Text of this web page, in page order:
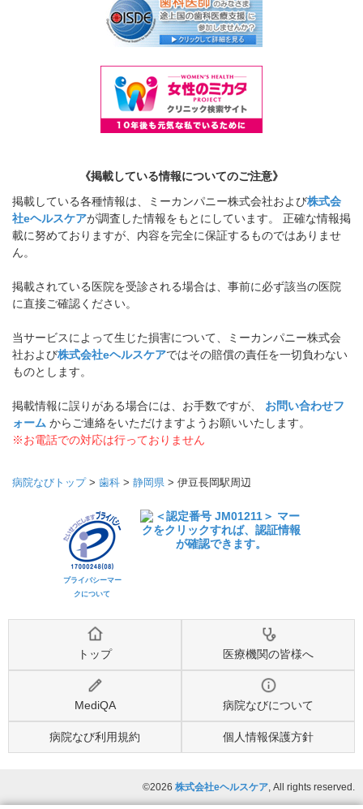
《掲載している情報についてのご注意》
掲載している各種情報は、ミーカンパニー株式会社および株式会
社eヘルスケアが調査した情報をもとにしています。 正確な情報掲
載に努めておりますが、内容を完全に保証するものではありませ
ん。
掲載されている医院を受診される場合は、事前に必ず該当の医院
に直接ご確認ください。
当サービスによって生じた損害について、ミーカンパニー株式会
社および株式会社eヘルスケアではその賠償の責任を一切負わない
ものとします。
掲載情報に誤りがある場合には、お手数ですが、 お問い合わせフ
ォーム からご連絡をいただけますようお願いいたします。
※お電話での対応は行っておりません
病院なびトップ> 歯科 > 静岡県 > 伊豆長岡駅周辺
プライバシーマー
クについて
トップ 医療機関の皆様へ
MediQA 病院なびについて
病院なび利用規約 個人情報保護方針
©2026 株式会社eヘルスケア, All rights reserved.